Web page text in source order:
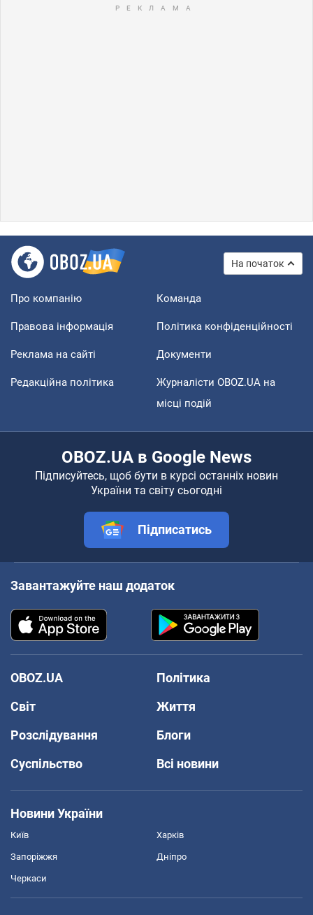
На початок
Про компанію Команда
Правова інформація Політика конфіденційності
Реклама на сайті Документи
Редакційна політика
Журналісти OBOZ.UA на
місці подій
OBOZ.UA в Google News
Підписуйтесь, щоб бути в курсі останніх новин
України та світу сьогодні
Підписатись
Завантажуйте наш додаток
OBOZ.UA
Політика
Світ
Життя
Розслідування
Блоги
Суспільство
Всі новини
Новини України
Київ Харків
Запоріжжя Дніпро
Черкаси